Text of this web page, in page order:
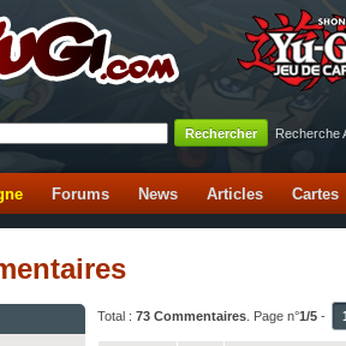
Recherche
Forums News Articles Cartes
Total : 73 Commentaires. Page n°1/5-